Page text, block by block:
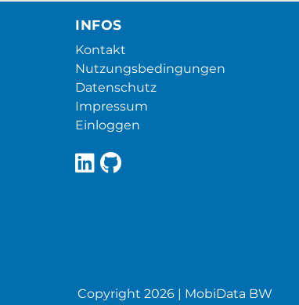
INFOS
Kontakt
Nutzungsbedingungen
Datenschutz
Impressum
Einloggen
Copyright 2026 | MobiData BW